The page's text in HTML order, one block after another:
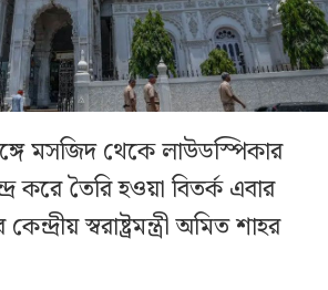
মসজিদ থেকে লাউডস্পিকার
করে তৈরি হওয়া বিতর্ক এবার
স্বরাষ্ট্রমন্ত্রী অমিত শাহর